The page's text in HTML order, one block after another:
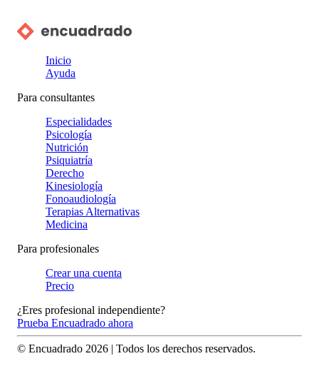
Inicio
Ayuda
Para consultantes
Especialidades
Psicología
Nutrición
Psiquiatría
Derecho
Kinesiología
Fonoaudiología
Terapias Alternativas
Medicina
Para profesionales
Crear una cuenta
Precio
¿Eres profesional independiente?
Prueba Encuadrado ahora
© Encuadrado 2026 | Todos los derechos reservados.